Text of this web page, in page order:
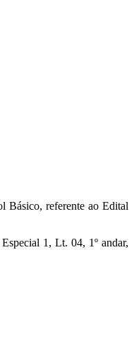
Básico, referente ao Edital
1, Lt. 04, 1º andar,